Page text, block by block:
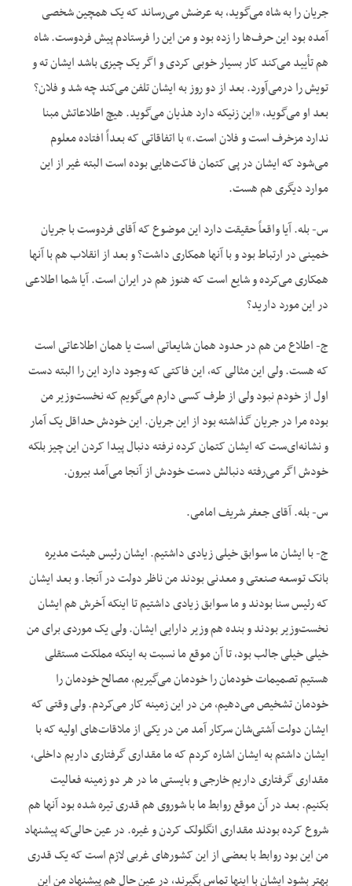
جریان را به شاه می‌گوید، به عرضش می‌رساند که یک همچین شخصی
آمده بود این حرف‌ها را زده بود و من این را فرستادم پیش فردوست. شاه
هم تأیید می‌کند کار بسیار خوبی کردی و اگر یک چیزی باشد ایشان ته و
تویش را درمی‌آورد. بعد از دو روز به ایشان تلفن می‌کند چه شد و فلان؟
بعد او می‌گوید، «این زنیکه دارد هذیان می‌گوید. هیچ اطلاعاتش مبنا
ندارد مزخرف است و فلان است.» با اتفاقاتی که بعداً افتاده معلوم
می‌شود که ایشان در پی کتمان فاکت‌هایی بوده است البته غیر از این
موارد دیگری هم هست.
س- بله. آیا واقعاً حقیقت دارد این موضوع که آقای فردوست با جریان
خمینی در ارتباط بود و با آنها همکاری داشت؟ و بعد از انقلاب هم با آنها
همکاری می‌کرده و شایع است که هنوز هم در ایران است. آیا شما اطلاعی
در این مورد دارید؟
ج- اطلاع من هم در حدود همان شایعاتی است یا همان اطلاعاتی است
که هست. ولی این مثالی که، این فاکتی که وجود دارد این را البته دست
اول از خودم نبود ولی از طرف کسی دارم می‌گویم که نخست‌وزیر من
بوده مرا در جریان گذاشته بود از این جریان. این خودش حداقل یک آمار
و نشانه‌ای‌ست که ایشان کتمان کرده نرفته دنبال پیدا کردن این چیز بلکه
خودش اگر می‌رفته دنبالش دست خودش از آنجا می‌آمد بیرون.
س- بله. آقای جعفر شریف امامی.
ج- با ایشان ما سوابق خیلی زیادی داشتیم. ایشان رئیس هیئت مدیره
بانک توسعه صنعتی و معدنی بودند من ناظر دولت در آنجا. و بعد ایشان
که رئیس سنا بودند و ما سوابق زیادی داشتیم تا اینکه آخرش هم ایشان
نخست‌وزیر بودند و بنده هم وزیر دارایی ایشان. ولی یک موردی برای من
خیلی خیلی جالب بود، تا آن موقع ما نسبت به اینکه مملکت مستقلی
هستیم تصمیمات خودمان را خودمان می‌گیریم، مصالح خودمان را
خودمان تشخیص می‌دهیم، من در این زمینه کار می‌کردم. ولی وقتی که
ایشان دولت آشتی‌شان سرکار آمد من در یکی از ملاقات‌های اولیه که با
ایشان داشتم به ایشان اشاره کردم که ما مقداری گرفتاری داریم داخلی،
مقداری گرفتاری داریم خارجی و بایستی ما در هر دو زمینه فعالیت
بکنیم. بعد در آن موقع روابط ما با شوروی هم قدری تیره شده بود آنها هم
شروع کرده بودند مقداری انگلولک کردن و غیره. در عین حالی‌که پیشنهاد
من این بود روابط با بعضی از این کشورهای غربی لازم است که یک قدری
بهتر بشود ایشان با اینها تماس بگیرند، در عین حال هم پیشنهاد من این